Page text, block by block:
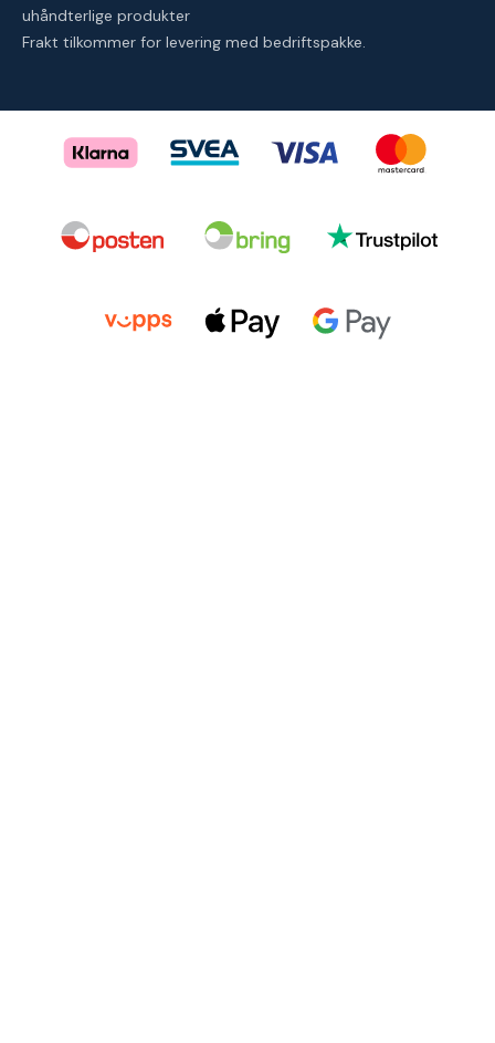
uhåndterlige produkter
Frakt tilkommer for levering med bedriftspakke.